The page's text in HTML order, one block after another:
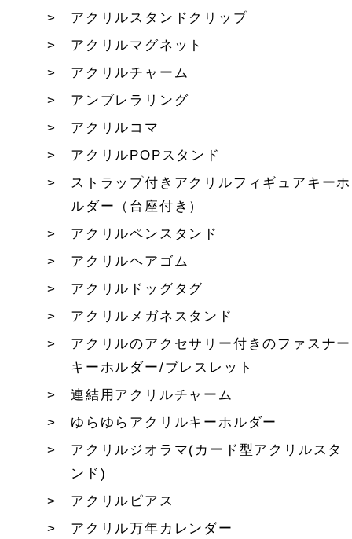
アクリルスタンドクリップ
アクリルマグネット
アクリルチャーム
アンブレラリング
アクリルコマ
アクリルPOPスタンド
ストラップ付きアクリルフィギュアキーホ
ルダー（台座付き）
アクリルペンスタンド
アクリルヘアゴム
アクリルドッグタグ
アクリルメガネスタンド
アクリルのアクセサリー付きのファスナー
キーホルダー/ブレスレット
連結用アクリルチャーム
ゆらゆらアクリルキーホルダー
アクリルジオラマ(カード型アクリルスタ
ンド)
アクリルピアス
アクリル万年カレンダー